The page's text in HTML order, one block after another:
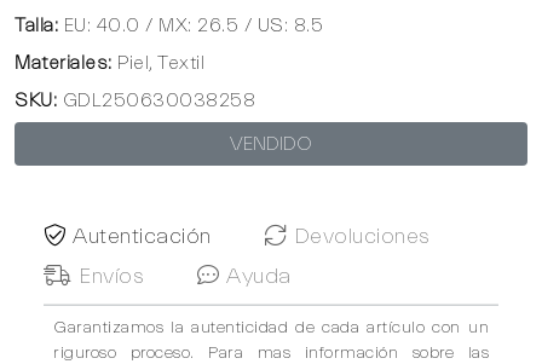
Talla: EU: 40.0 / MX: 26.5 / US: 8.5
Materiales: Piel, Textil
SKU: GDL250630038258
VENDIDO
Autenticación
Devoluciones
Envíos
Ayuda
Garantizamos la autenticidad de cada artículo con un
riguroso proceso. Para mas información sobre las